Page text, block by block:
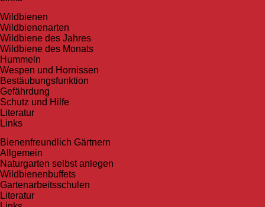
Wildbienen
Wildbienenarten
Wildbiene des Jahres
Wildbiene des Monats
Hummeln
Wespen und Hornissen
Bestäubungsfunktion
Gefährdung
Schutz und Hilfe
Literatur
Links
Bienen­freundlich Gärtnern
Allgemein
Naturgarten selbst anlegen
Wildbienenbuffets
Gartenarbeitsschulen
Literatur